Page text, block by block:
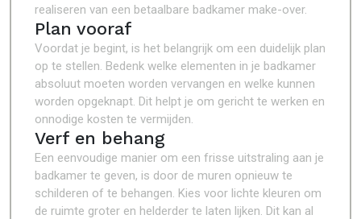
realiseren van een betaalbare badkamer make-over.
Plan vooraf
Voordat je begint, is het belangrijk om een duidelijk plan
op te stellen. Bedenk welke elementen in je badkamer
absoluut moeten worden vervangen en welke kunnen
worden opgeknapt. Dit helpt je om gericht te werken en
onnodige kosten te vermijden.
Verf en behang
Een eenvoudige manier om een frisse uitstraling aan je
badkamer te geven, is door de muren opnieuw te
schilderen of te behangen. Kies voor lichte kleuren om
de ruimte groter en helderder te laten lijken. Dit kan al